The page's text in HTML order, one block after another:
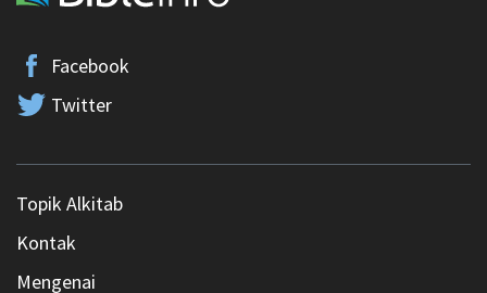
Facebook
Twitter
Topik Alkitab
Kontak
Mengenai